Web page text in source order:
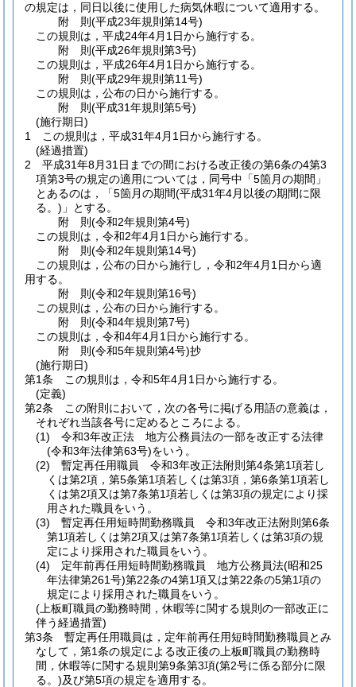
の規定は，同日以後に使用した病気休暇について適用する。
附 則(平成23年規則第14号)
この規則は，平成24年4月1日から施行する。
附 則(平成26年規則第3号)
この規則は，平成26年4月1日から施行する。
附 則(平成29年規則第11号)
この規則は，公布の日から施行する。
附 則(平成31年規則第5号)
(施行期日)
1
この規則は，平成31年4月1日から施行する。
(経過措置)
2
平成31年8月31日までの間における改正後の第6条の4第3
項第3号の規定の適用については，同号中「5箇月の期間」
とあるのは，「5箇月の期間(平成31年4月以後の期間に限
る。) 」とする。
附 則(令和2年規則第4号)
この規則は，令和2年4月1日から施行する。
附 則(令和2年規則第14号)
この規則は，公布の日から施行し，令和2年4月1日から適
用する。
附 則(令和2年規則第16号)
この規則は，公布の日から施行する。
附 則(令和4年規則第7号)
この規則は，令和4年4月1日から施行する。
附 則(令和5年規則第4号)抄
(施行期日)
第1条
この規則は，令和5年4月1日から施行する。
(定義)
第2条
この附則において，次の各号に掲げる用語の意義は，
それぞれ当該各号に定めるところによる。
(1)
令和3年改正法 地方公務員法の一部を改正する法律
(令和3年法律第63号)をいう。
(2)
暫定再任用職員 令和3年改正法附則第4条第1項若し
くは第2項，第5条第1項若しくは第3項，第6条第1項若し
くは第2項又は第7条第1項若しくは第3項の規定により採
用された職員をいう。
(3)
暫定再任用短時間勤務職員 令和3年改正法附則第6条
第1項若しくは第2項又は第7条第1項若しくは第3項の規
定により採用された職員をいう。
(4)
定年前再任用短時間勤務職員 地方公務員法(昭和25
年法律第261号)第22条の4第1項又は第22条の5第1項の
規定により採用された職員をいう。
(上板町職員の勤務時間，休暇等に関する規則の一部改正に
伴う経過措置)
第3条
暫定再任用職員は，定年前再任用短時間勤務職員とみ
なして，第1条の規定による改正後の上板町職員の勤務時
間，休暇等に関する規則第9条第3項(第2号に係る部分に限
る。)及び第5項の規定を適用する。